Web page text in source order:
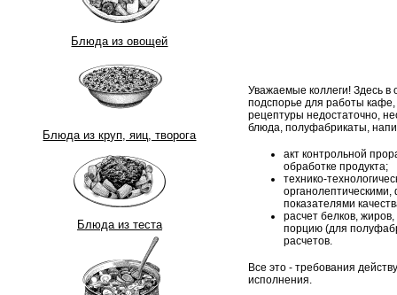
Блюда из овощей
Блюда из круп, яиц, творога
Блюда из теста
Уважаемые коллеги! Здесь
подспорье для работы
рецептуры недостаточно,
блюда, полуфабрикаты,
акт контрольной
обработке продукта;
технико-
показателями
расчет белков,
порцию (для
расчетов.
Все это - требования
исполнения.